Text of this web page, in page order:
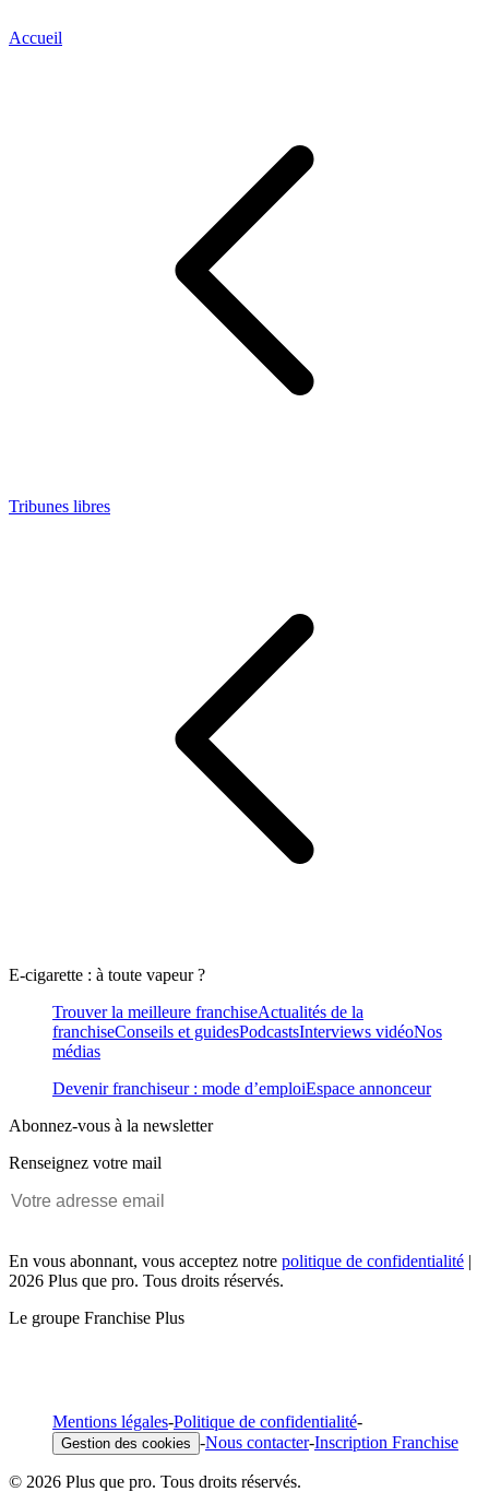
Accueil
Tribunes libres
E-cigarette : à toute vapeur ?
Trouver la meilleure franchiseActualités de la
franchiseConseils et guidesPodcastsInterviews vidéoNos
médias
Devenir franchiseur : mode d’emploiEspace annonceur
Abonnez-vous à la newsletter
Renseignez votre mail
En vous abonnant, vous acceptez notre politique de confidentialité |
2026 Plus que pro. Tous droits réservés.
Le groupe Franchise Plus
Mentions légales-Politique de confidentialité-
Gestion des cookies -Nous contacter-Inscription Franchise
© 2026 Plus que pro. Tous droits réservés.